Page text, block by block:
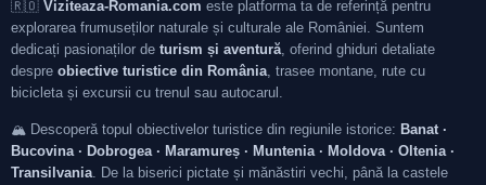
🇷🇴 Viziteaza-Romania.com este platforma ta de referință pentru
explorarea frumuseților naturale și culturale ale României. Suntem
dedicați pasionaților de turism și aventură, oferind ghiduri detaliate
despre obiective turistice din România, trasee montane, rute cu
bicicleta și excursii cu trenul sau autocarul.
🏔️ Descoperă topul obiectivelor turistice din regiunile istorice: Banat ·
Bucovina · Dobrogea · Maramureș · Muntenia · Moldova · Oltenia ·
Transilvania. De la biserici pictate și mănăstiri vechi, până la castele